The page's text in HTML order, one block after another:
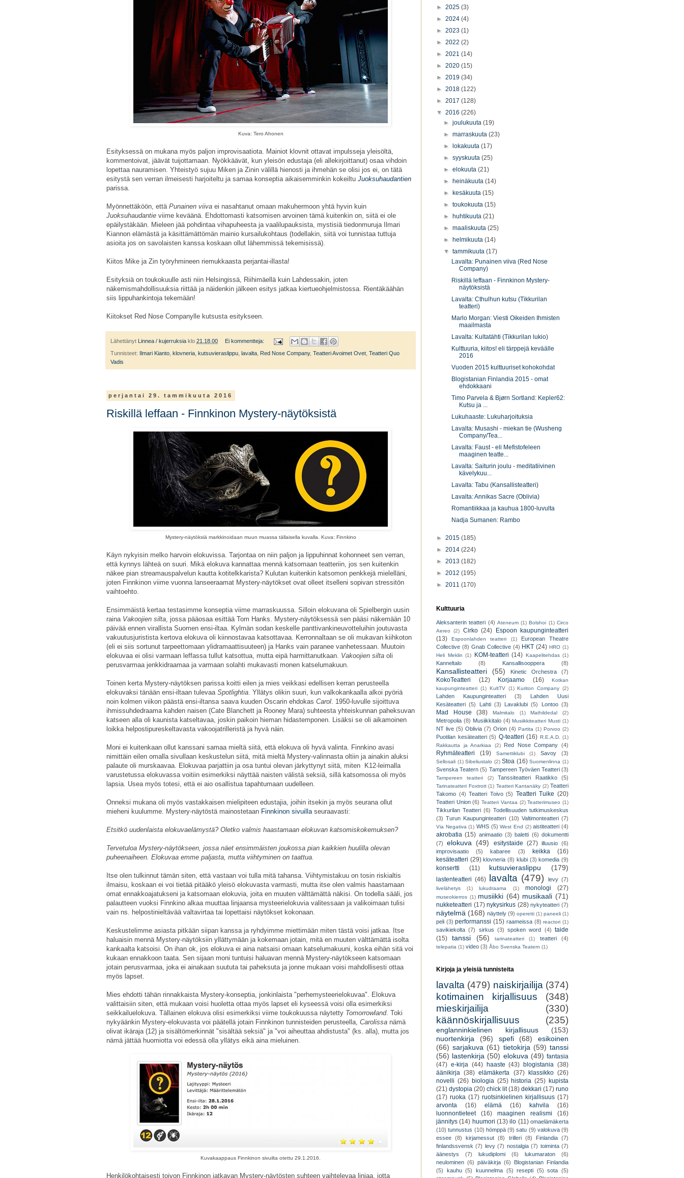
Kuva: Tero Ahonen
Esityksessä on mukana myös paljon improvisaatiota. Mainiot klovnit ottavat impulsseja yleisöltä,
kommentoivat, jäävät tuijottamaan. Nyökkäävät, kun yleisön edustaja (eli allekirjoittanut) osaa vihdoin
lopettaa nauramisen. Yhteistyö sujuu Miken ja Zinin välillä hienosti ja ihmehän se olisi jos ei, on tätä
esitystä sen verran ilmeisesti harjoiteltu ja samaa konseptia aikaisemminkin kokeiltu Juoksuhaudantien
parissa.
Myönnettäköön, että Punainen viiva ei nasahtanut omaan makuhermoon yhtä hyvin kuin
Juoksuhaudantie viime keväänä. Ehdottomasti katsomisen arvoinen tämä kuitenkin on, siitä ei ole
epäilystäkään. Mieleen jää pohdintaa vihapuheesta ja vaalilupauksista, mystisiä tiedonmuruja Ilmari
Kiannon elämästä ja käsittämättömän mainio kursailukohtaus (todellakin, siitä voi tunnistaa tuttuja
asioita jos on savolaisten kanssa koskaan ollut lähemmissä tekemisissä).
Kiitos Mike ja Zin työryhmineen riemukkaasta perjantai-illasta!
Esityksiä on toukokuulle asti niin Helsingissä, Riihimäellä kuin Lahdessakin, joten
näkemismahdollisuuksia riittää ja näidenkin jälkeen esitys jatkaa kiertueohjelmistossa. Rientäkäähän
siis lippuhankintoja tekemään!
Kiitokset Red Nose Companylle kutsusta esitykseen.
Lähettänyt Linnea / kujerruksia klo 21.18.00 Ei kommentteja:
Tunnisteet: Ilmari Kianto, klovneria, kutsuvieraslippu, lavalta, Red Nose Company, Teatteri Avoimet Ovet, Teatteri Quo
Vadis
perjantai 29. tammikuuta 2016
Riskillä leffaan - Finnkinon Mystery-näytöksistä
Mystery-näytöksiä markkinoidaan muun muassa tällaisella kuvalla. Kuva: Finnkino
Käyn nykyisin melko harvoin elokuvissa. Tarjontaa on niin paljon ja lippuhinnat kohonneet sen verran,
että kynnys lähteä on suuri. Mikä elokuva kannattaa mennä katsomaan teatteriin, jos sen kuitenkin
näkee pian streamauspalvelun kautta kotitelkkarista? Kulutan kuitenkin katsomon penkkejä mielelläni,
joten Finnkinon viime vuonna lanseeraamat Mystery-näytökset ovat olleet itselleni sopivan stressitön
vaihtoehto.
Ensimmäistä kertaa testasimme konseptia viime marraskuussa. Silloin elokuvana oli Spielbergin uusin
raina Vakoojien silta, jossa pääosaa esittää Tom Hanks. Mystery-näytöksessä sen pääsi näkemään 10
päivää ennen virallista Suomen ensi-iltaa. Kylmän sodan keskelle panttivankineuvotteluihin joutuvasta
vakuutusjuristista kertova elokuva oli kiinnostavaa katsottavaa. Kerronnaltaan se oli mukavan kiihkoton
(eli ei siis sortunut tarpeettomaan ylidramaattisuuteen) ja Hanks vain paranee vanhetessaan. Muutoin
elokuvaa ei olisi varmaan leffassa tullut katsottua, mutta eipä harmittanutkaan. Vakoojien silta oli
perusvarmaa jenkkidraamaa ja varmaan solahti mukavasti monen katselumakuun.
Toinen kerta Mystery-näytöksen parissa koitti eilen ja mies veikkasi edellisen kerran perusteella
elokuvaksi tänään ensi-iltaan tulevaa Spotlightia. Yllätys olikin suuri, kun valkokankaalla alkoi pyöriä
noin kolmen viikon päästä ensi-iltansa saava kuuden Oscarin ehdokas Carol. 1950-luvulle sijoittuva
ihmissuhdedraama kahden naisen (Cate Blanchett ja Rooney Mara) suhteesta yhteiskunnan paheksuvan
katseen alla oli kaunista katseltavaa, joskin paikoin hieman hidastemponen. Lisäksi se oli aikamoinen
loikka helpostipureskeltavasta vakoojatrilleristä ja hyvä näin.
Moni ei kuitenkaan ollut kanssani samaa mieltä siitä, että elokuva oli hyvä valinta. Finnkino avasi
nimittäin eilen omalla sivullaan keskustelun siitä, mitä mieltä Mystery-valinnasta oltiin ja ainakin aluksi
palaute oli murskaavaa. Elokuvaa parjattiin ja osa tuntui olevan järkyttynyt siitä, miten K12-leimalla
varustetussa elokuvassa voitiin esimerkiksi näyttää naisten välistä seksiä, sillä katsomossa oli myös
lapsia. Usea myös totesi, että ei aio osallistua tapahtumaan uudelleen.
Onneksi mukana oli myös vastakkaisen mielipiteen edustajia, joihin itsekin ja myös seurana ollut
mieheni kuulumme. Mystery-näytöstä mainostetaan Finnkinon sivuillaseuraavasti:
Etsitkö uudenlaista elokuvaelämystä? Oletko valmis haastamaan elokuvan katsomiskokemuksen?
Tervetuloa Mystery-näytökseen, jossa näet ensimmäisten joukossa pian kaikkien huulilla olevan
puheenaiheen. Elokuvaa emme paljasta, mutta viihtyminen on taattua.
Itse olen tulkinnut tämän siten, että vastaan voi tulla mitä tahansa. Viihtymistakuu on tosin riskialtis
ilmaisu, koskaan ei voi tietää pitääkö yleisö elokuvasta varmasti, mutta itse olen valmis haastamaan
omat ennakkoajatukseni ja katsomaan elokuvia, joita en muuten välttämättä näkisi. On todella sääli, jos
palautteen vuoksi Finnkino alkaa muuttaa linjaansa mysteerielokuvia valitessaan ja valikoimaan tulisi
vain ns. helpostinieltävää valtavirtaa tai lopettaisi näytökset kokonaan.
Keskustelimme asiasta pitkään siipan kanssa ja ryhdyimme miettimään miten tästä voisi jatkaa. Itse
haluaisin mennä Mystery-näytöksiin yllättymään ja kokemaan jotain, mitä en muuten välttämättä isolta
kankaalta katsoisi. On ihan ok, jos elokuva ei aina natsaisi omaan katselumakuuni, koska eihän sitä voi
kukaan ennakkoon taata. Sen sijaan moni tuntuisi haluavan mennä Mystery-näytökseen katsomaan
jotain perusvarmaa, joka ei ainakaan suututa tai paheksuta ja jonne mukaan voisi mahdollisesti ottaa
myös lapset.
Mies ehdotti tähän rinnakkaista Mystery-konseptia, jonkinlaista "perhemysteerielokuvaa". Elokuva
valittaisiin siten, että mukaan voisi huoletta ottaa myös lapset eli kyseessä voisi olla esimerkiksi
seikkailuelokuva. Tällainen elokuva olisi esimerkiksi viime toukokuussa näytetty Tomorrowland. Toki
nykyäänkin Mystery-elokuvasta voi päätellä jotain Finnkinon tunnisteiden perusteella, Carolissa nämä
olivat ikäraja (12) ja sisältömerkinnät "sisältää seksiä" ja "voi aiheuttaa ahdistusta" (ks. alla), mutta jos
nämä jättää huomiotta voi edessä olla yllätys eikä aina mieluinen.
Kuvakaappaus Finnkinon sivuilta otettu 29.1.2016.
Henkilökohtaisesti toivon Finnkinon jatkavan Mystery-näytösten suhteen vaihtelevaa linjaa, jotta
► 2025 (3)
► 2024 (4)
► 2023 (1)
► 2022 (2)
► 2021 (14)
► 2020 (15)
► 2019 (34)
► 2018 (122)
► 2017 (128)
▼ 2016 (226)
►joulukuuta(19)
►marraskuuta(23)
►
lokakuuta(17)
►syyskuuta(25)
►elokuuta(21)
► heinäkuuta(14)
►
kesäkuuta(15)
►toukokuuta(15)
► huhtikuuta(21)
►maaliskuuta(25)
► helmikuuta(14)
▼tammikuuta(17)
Lavalta: Punainen viiva (Red Nose
Company)
Riskillä leffaan - Finnkinon Mystery-
näytöksistä
Lavalta: Cthulhun kutsu (Tikkurilan
teatteri)
Marlo Morgan: Viesti Oikeiden Ihmisten
maailmasta
Lavalta: Kultatähti (Tikkurilan lukio)
Kulttuuria, kiitos! eli tärppejä keväälle
2016
Vuoden 2015 kulttuuriset kohokohdat
Blogistanian Finlandia 2015 - omat
ehdokkaani
Timo Parvela & Bjørn Sortland: Kepler62:
Kutsu ja ...
Lukuhaaste: Lukuharjoituksia
Lavalta: Musashi - miekan tie (Wusheng
Company/Tea...
Lavalta: Faust - eli Mefistofeleen
maaginen teatte...
Lavalta: Saiturin joulu - meditatiivinen
kävelykuu...
Lavalta: Tabu (Kansallisteatteri)
Lavalta: Annikas Sacre (Oblivia)
Romantiikkaa ja kauhua 1800-luvulta
Nadja Sumanen: Rambo
► 2015 (185)
► 2014 (224)
► 2013 (182)
► 2012 (195)
► 2011 (170)
Kulttuuria
Aleksanterin teatteri (4) Ateneum (1) Bolshoi (1) Circo
Aereo
(2) Cirko (24)
Espoon kaupunginteatteri
(13)
Espoonlahden teatteri (1)
European Theatre
Collective (8) Gnab Collective (4) HKT (24) HRO (1)
Heli Meklin (1) KOM-teatteri (14) Kaapelitehdas (1)
Kanneltalo (8) Kansallisooppera (8)
Kansallisteatteri (55) Kinetic Orchestra (7)
KokoTeatteri (12) Korjaamo (16)
Kotkan
kaupunginteatteri (1) KultTV (1) Kuriton Company (2)
Lahden Kaupunginteatteri (3)
Lahden Uusi
Kesäteatteri (5) Lahti (3) Lavaklubi (5) Lontoo (3)
Mad House (38) Malmitalo (1) Mathildedal (2)
Metropolia (8) Musiikkitalo (4) Musiikkiteatteri Musti (1)
NT live (5) Oblivia (7) Orion (4) Partita (1) Porvoo (2)
Puotilan kesäteatteri (5) Q-teatteri (16) R.E.A.D. (1)
Rakkautta ja Anarkiaa
(2) Red Nose Company (4)
Ryhmäteatteri (19) Samettiklubi (1) Savoy (3)
Sellosali (1) Sibeliustalo (2) Stoa (16) Suomenlinna (1)
Svenska Teatern (5) Tampereen Työväen Teatteri (3)
Tampereen teatteri (2) Tanssiteatteri Raatikko (5)
Tarinateatteri Foxtrott (1) Teatteri Kantanäky (2) Teatteri
Takomo (4) Teatteri Toivo (5) Teatteri Tuike (20)
Teatteri Union (6) Teatteri Vantaa (2) Teatterimuseo (1)
Tikkurilan Teatteri (6) Todellisuuden tutkimuskeskus
(3) Turun Kaupunginteatteri (10) Valtimonteatteri (7)
Via Negativa (1) WHS (5) West End (2) aistiteatteri (4)
akrobatia (15) animaatio (3) baletti (6) dokumentti
(7)
elokuva (49) esitystaide (27) illuusio (6)
improvisaatio
(5) kabaree (3) keikka
(16)
kesäteatteri (29) klovneria (8) klubi (3) komedia (9)
konsertti (11) kutsuvieraslippu (179)
lastenteatteri (46) lavalta (479) levy (7)
livelähetys (1) lukudraama (1) monologi (27)
museokierros (1) musiikki (64) musikaali (71)
nukketeatteri (17) nykysirkus (28) nykyteatteri (7)
näytelmä (168) näyttely (9) operetti (1) paneeli (1)
peli (3) performanssi (15) raameissa (8) reactori (1)
savikiekolta (7) sirkus (3) spoken word (4) taide
(15)
tanssi (56) tarinateatteri (1) teatteri (4)
telepatia (1) video (3) Åbo Svenska Teatern (1)
Kirjoja ja yleisiä tunnisteita
lavalta (479) naiskirjailija (374)
kotimainen kirjallisuus
(348)
mieskirjailija
(330)
käännöskirjallisuus
(235)
englanninkielinen kirjallisuus
(153)
nuortenkirja
(96) spefi (68)
esikoinen
(66) sarjakuva (61) tietokirja (59) tanssi
(56) lastenkirja (50) elokuva (49) fantasia
(47) e-kirja (44) haaste (43) blogistania (38)
äänikirja (38) elämäkerta (37) klassikko (26)
novelli (26) biologia (25) historia (25) kupista
(21) dystopia (20) chick lit (18) dekkari (17) runo
(17) ruoka (17) ruotsinkielinen kirjallisuus (17)
arvonta
(16) elämä (16) kahvila
(16)
luonnontieteet
(16) maaginen realismi
(16)
jännitys (14) huumori (13) ilo (11) omaelämäkerta
(10) tunnustus (10) hömppä (9) satu (9) valokuva (9)
essee (8) kirjamessut (8) trilleri (8) Finlandia (7)
finlandssvensk (7) levy (7) nostalgia (7) toiminta (7)
äänestys
(7) lukudiplomi (6) lukumaraton
(6)
neulominen (6) päiväkirja (6)
Blogistanian Finlandia
(5)
kauhu (5) kuunnelma (5) resepti (5) sota (5)